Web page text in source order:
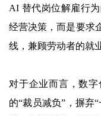
AI 替代岗位解雇行
经营决策，而是要求
线，兼顾劳动者的就
对于企业而言，数
的“裁员减负”，摒弃